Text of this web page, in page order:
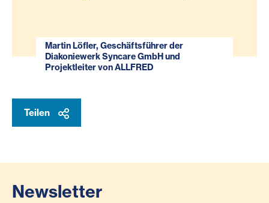
Martin Löfler, Geschäftsführer der
Diakoniewerk Syncare GmbH und
Projektleiter von ALLFRED
Teilen
Newsletter